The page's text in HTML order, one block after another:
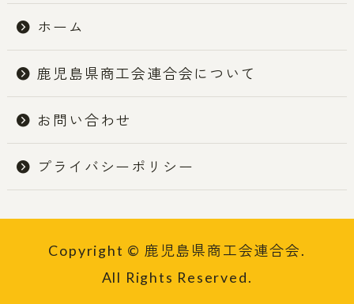
ホーム
鹿児島県商工会連合会について
お問い合わせ
プライバシーポリシー
Copyright © 鹿児島県商工会連合会.
All Rights Reserved.